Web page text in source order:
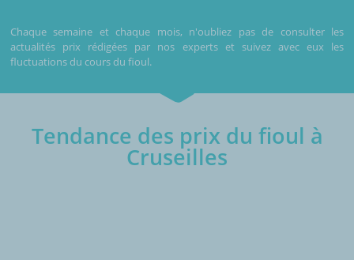
Chaque semaine et chaque mois, n'oubliez pas de consulter les
actualités prix rédigées par nos experts et suivez avec eux les
fluctuations du cours du fioul.
Tendance des prix du fioul à
Cruseilles